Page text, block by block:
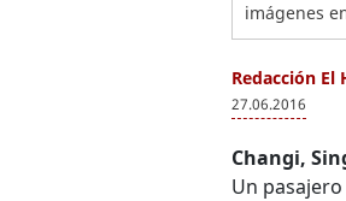
imágenes
Redacción El
27.06.2016
Changi,
Un